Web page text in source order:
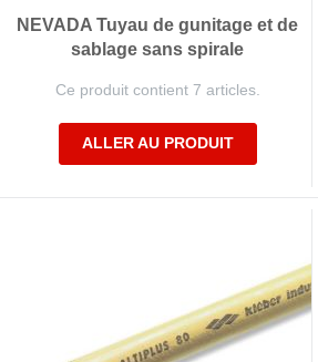
NEVADA Tuyau de gunitage et de
sablage sans spirale
Ce produit contient 7 articles.
ALLER AU PRODUIT